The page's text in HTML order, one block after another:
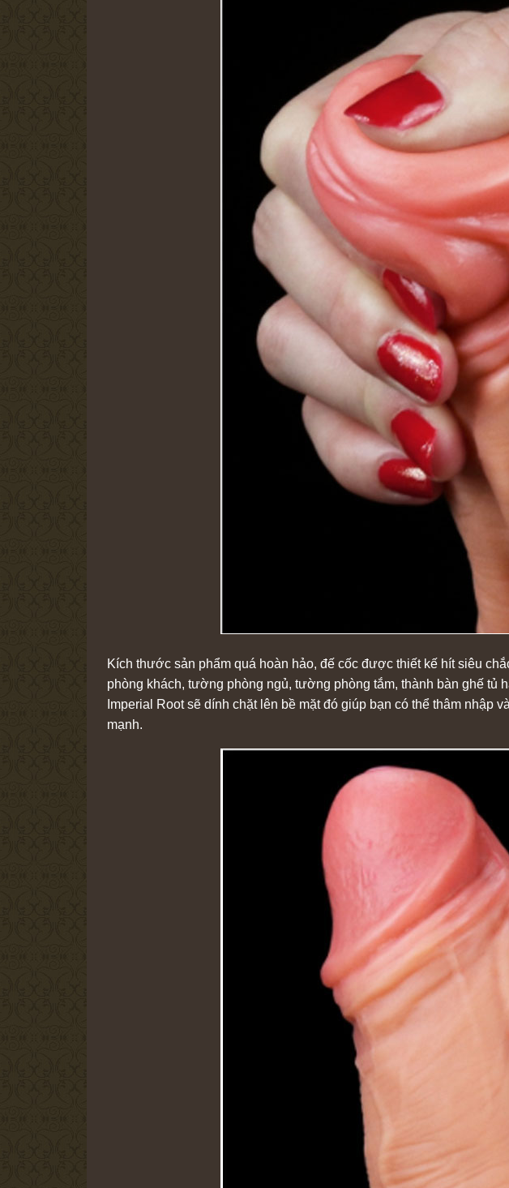
Kích thước sản phẩm quá hoàn hảo, đế cốc được thiết kế hít siêu
phòng khách, tường phòng ngủ, tường phòng tắm, thành bàn ghế
Imperial Root sẽ dính chặt lên bề mặt đó giúp bạn có thể thâm
mạnh.